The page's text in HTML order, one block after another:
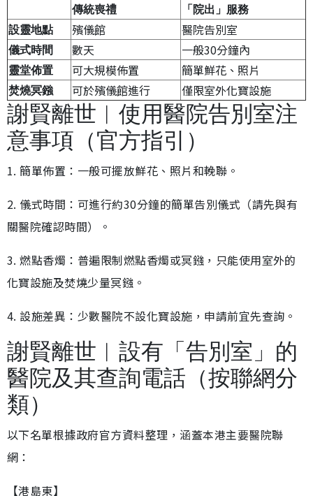
傳統喪禮
「院出」服務
設靈地點
殯儀館 醫院告別室
儀式時間 數天 一般30分鐘內
靈堂佈置 可大規模佈置 簡單鮮花、照片
焚燒冥鏹 可於殯儀館進行 僅限室外化寶設施
謝賢離世︱使用醫院告別室注
意事項（官方指引）
1. 簡單佈置：一般可擺放鮮花、照片和輓聯。
2. 儀式時間：可進行約30分鐘的簡單告別儀式（請先與有
關醫院確認時間）。
3. 燃點香燭：普遍限制燃點香燭或冥鏹，只能使用室外的
化寶設施及焚燒少量冥鏹。
4. 設施差異：少數醫院不設化寶設施，申請前宜先查詢。
謝賢離世︱設有「告別室」的
醫院及其查詢電話（按聯網分
類）
以下名單根據政府官方資料整理，涵蓋本港主要醫院聯
網：
【港島東】